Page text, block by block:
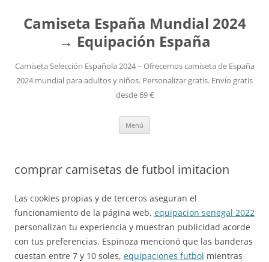
Camiseta España Mundial 2024
→ Equipación España
Camiseta Selección Española 2024 – Ofrecemos camiseta de España
2024 mundial para adultos y niños. Personalizar gratis. Envío gratis
desde 69 €
Menú
comprar camisetas de futbol imitacion
Las cookies propias y de terceros aseguran el
funcionamiento de la página web, equipacion senegal 2022
personalizan tu experiencia y muestran publicidad acorde
con tus preferencias. Espinoza mencionó que las banderas
cuestan entre 7 y 10 soles, equipaciones futbol mientras